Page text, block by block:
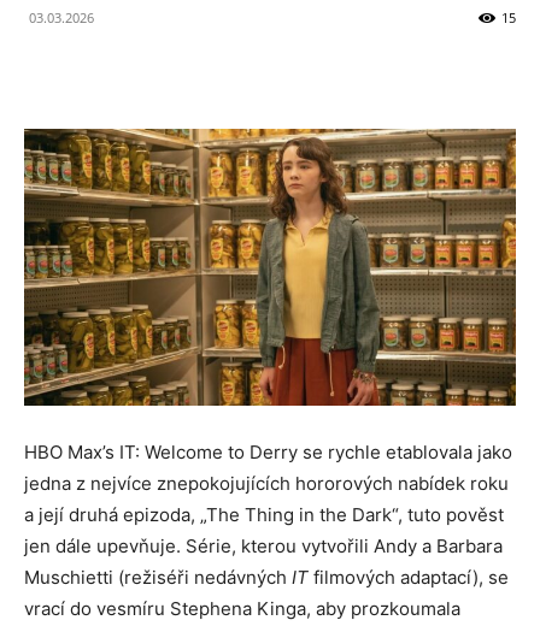
03.03.2026 15
HBO Max’s IT: Welcome to Derry se rychle etablovala jako
jedna z nejvíce znepokojujících hororových nabídek roku
a její druhá epizoda, „The Thing in the Dark“, tuto pověst
jen dále upevňuje. Série, kterou vytvořili Andy a Barbara
Muschietti (režiséři nedávných IT filmových adaptací), se
vrací do vesmíru Stephena Kinga, aby prozkoumala